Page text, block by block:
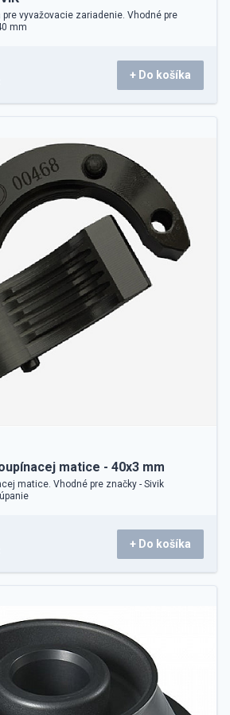
vyvažovacie zariadenie. Vhodné pre
mm
+ Do košíka
matice - 40x3 mm
matice. Vhodné pre značky - Sivik
+ Do košíka